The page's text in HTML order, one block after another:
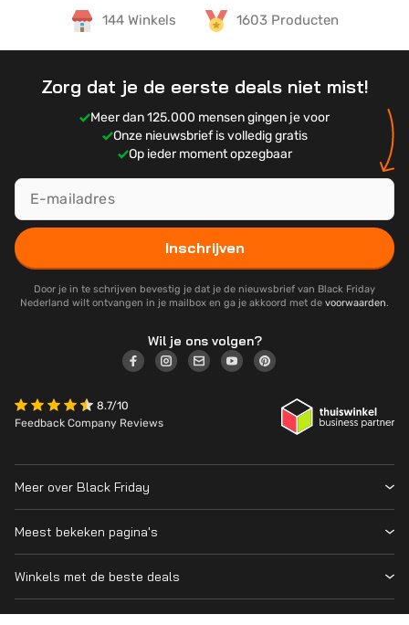
144 Winkels 1603 Producten
Zorg dat je de eerste deals niet mist!
Meer dan 125.000 mensen gingen je voor
Onze nieuwsbrief is volledig gratis
Op ieder moment opzegbaar
Inschrijven
Door je in te schrijven bevestig je dat je de nieuwsbrief van Black Friday
Nederland wilt ontvangen in je mailbox en ga je akkoord met de voorwaarden.
Wil je ons volgen?
8.7/10
Feedback Company Reviews
Meer over Black Friday
Wanneer is Black Friday?
Cyber Monday 2026
Meest bekeken pagina's
Prijsvergelijker
Winkels met de beste deals